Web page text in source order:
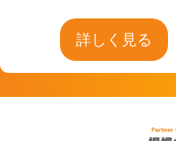
詳しく見る